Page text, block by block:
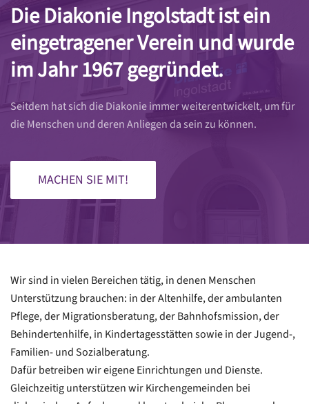
Die Diakonie Ingolstadt ist ein
eingetragener Verein und wurde
im Jahr 1967 gegründet.
Seitdem hat sich die Diakonie immer weiterentwickelt, um für
die Menschen und deren Anliegen da sein zu können.
MACHEN SIE MIT!
Wir sind in vielen Bereichen tätig, in denen Menschen
Unterstützung brauchen: in der Altenhilfe, der ambulanten
Pflege, der Migrationsberatung, der Bahnhofsmission, der
Behindertenhilfe, in Kindertagesstätten sowie in der Jugend-,
Familien- und Sozialberatung.
Dafür betreiben wir eigene Einrichtungen und Dienste.
Gleichzeitig unterstützen wir Kirchengemeinden bei